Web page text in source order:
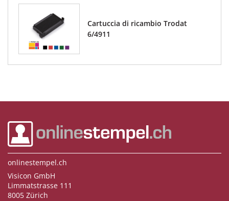
Cartuccia di ricambio Trodat
6/4911
onlinestempel.ch
Visicon GmbH
Limmatstrasse 111
8005 Zürich